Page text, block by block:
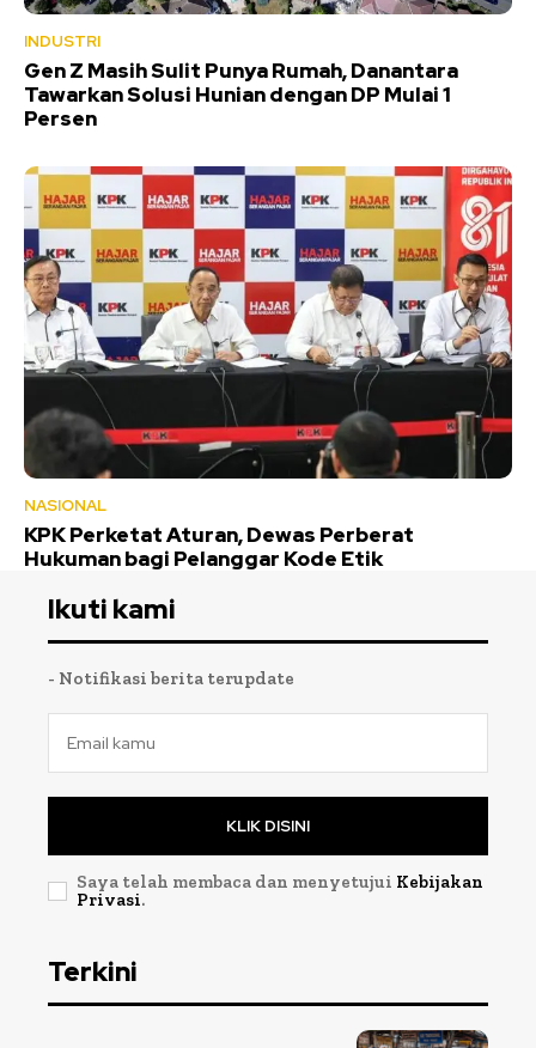
INDUSTRI
Gen Z Masih Sulit Punya Rumah, Danantara
Tawarkan Solusi Hunian dengan DP Mulai 1
Persen
NASIONAL
KPK Perketat Aturan, Dewas Perberat
Hukuman bagi Pelanggar Kode Etik
Ikuti kami
- Notifikasi berita terupdate
KLIK DISINI
Saya telah membaca dan menyetujui Kebijakan
Privasi.
Terkini